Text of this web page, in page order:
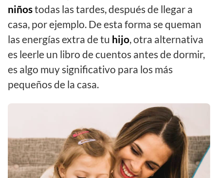
niñostodas las tardes, después de llegar a
casa, por ejemplo. De esta forma se queman
las energías extra de tu hijo, otra alternativa
es leerle un libro de cuentos antes de dormir,
es algo muy significativo para los más
pequeños de la casa.